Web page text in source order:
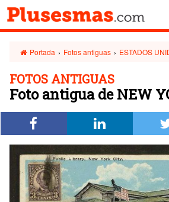
Portada › Fotos antiguas › ESTADOS
FOTOS ANTIGUAS
Foto antigua de NEW